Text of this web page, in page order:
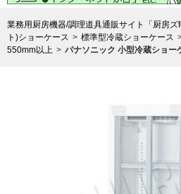
業務用厨房機器/調理道具通販サイト「厨房ズ
ト)ショーケース
標準型冷蔵ショーケース
550mm以上
パナソニック 小型冷蔵ショ